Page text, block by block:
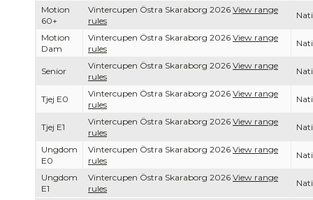
Motion
60+
Vintercupen Östra Skaraborg 2026 View range
rules
Motion
Dam
Vintercupen Östra Skaraborg 2026 View range
rules
Senior
Vintercupen Östra Skaraborg 2026 View range
rules
Tjej E0
Vintercupen Östra Skaraborg 2026 View range
rules
Tjej E1
Vintercupen Östra Skaraborg 2026 View range
rules
Ungdom
E0
Vintercupen Östra Skaraborg 2026 View range
rules
Ungdom
E1
Vintercupen Östra Skaraborg 2026 View range
rules